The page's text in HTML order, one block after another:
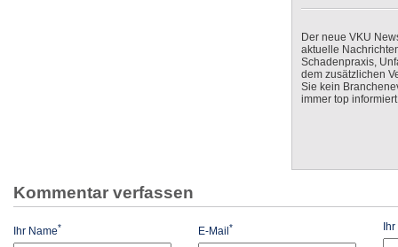
Der neue VKU
aktuelle
Schadenpraxis,
dem zusätzlichen
Sie kein
immer top
Kommentar verfassen
Ihr Name* E-Mail* Ihr